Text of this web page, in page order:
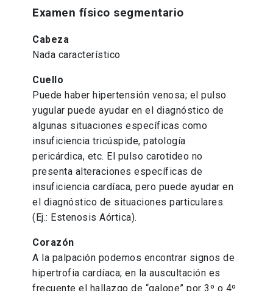
Examen físico segmentario
Cabeza
Nada característico
Cuello
Puede haber hipertensión venosa; el pulso
yugular puede ayudar en el diagnóstico de
algunas situaciones específicas como
insuficiencia tricúspide, patología
pericárdica, etc. El pulso carotideo no
presenta alteraciones específicas de
insuficiencia cardíaca, pero puede ayudar en
el diagnóstico de situaciones particulares.
(Ej.: Estenosis Aórtica).
Corazón
A la palpación podemos encontrar signos de
hipertrofia cardíaca; en la auscultación es
frecuente el hallazgo de “galope” por 3º o 4º